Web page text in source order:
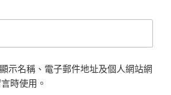
示名稱、電子郵件地址及個人網站網
時使用。